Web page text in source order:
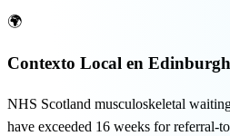
🌍
Contexto Local en Edinburgh
NHS Scotland musculoskeletal
have exceeded 16 weeks for referral-